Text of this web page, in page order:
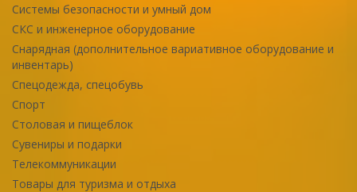
Системы безопасности и умный дом
СКС и инженерное оборудование
Снарядная (дополнительное вариативное оборудование и
инвентарь)
Спецодежда, спецобувь
Спорт
Столовая и пищеблок
Сувениры и подарки
Телекоммуникации
Товары для туризма и отдыха